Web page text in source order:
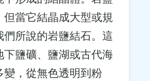
當它結晶成大型或規
們所說的岩鹽結石。這
鹽礦、鹽湖或古代海
，從無色透明到粉